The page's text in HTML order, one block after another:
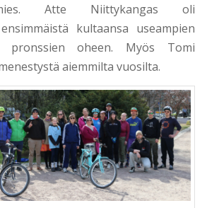
Atte Niittykangas oli
kultaansa useampien
pronssien oheen. Myös Tomi
aiemmilta vuosilta.